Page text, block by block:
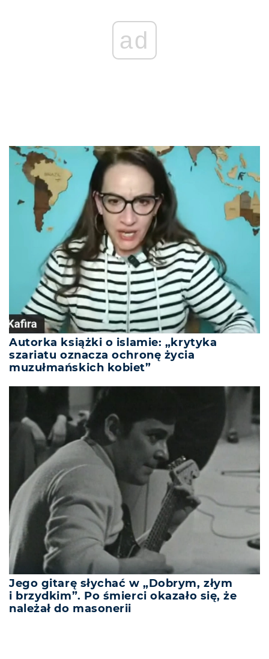
Autorka książki o islamie: „krytyka
szariatu oznacza ochronę życia
muzułmańskich kobiet”
Jego gitarę słychać w „Dobrym, złym
i brzydkim”. Po śmierci okazało się, że
należał do masonerii